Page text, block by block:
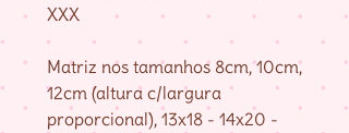
XXX
Matriz nos tamanhos 8cm, 10cm,
12cm (altura c/largura
proporcional), 13x18 - 14x20 -